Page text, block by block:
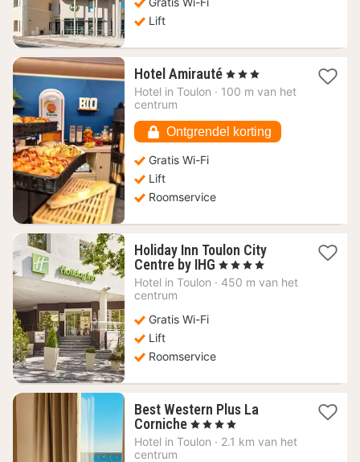
€
Lift
Hotel Amirauté 1
nacht
€
, 3 Sterren
Hotel in Toulon · 100 m van het
centrum
Ontgrendel korting
Gratis Wi-Fi
Lift
Roomservice
Holiday Inn Toulon City
Centre by IHG 1
nacht
, 4 Sterren
Hotel in Toulon · 450 m van het
centrum
Gratis Wi-Fi
Lift
Roomservice
Best Western Plus La
Corniche 1
nacht
, 4 Sterren
Hotel in Toulon · 2.1 km van het
centrum